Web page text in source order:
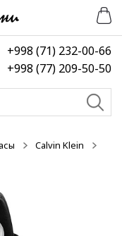
+998 (71) 232-00-66
+998 (77) 209-50-50
Calvin Klein